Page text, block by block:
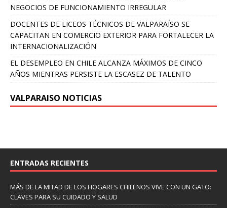
NEGOCIOS DE FUNCIONAMIENTO IRREGULAR
DOCENTES DE LICEOS TÉCNICOS DE VALPARAÍSO SE
CAPACITAN EN COMERCIO EXTERIOR PARA FORTALECER LA
INTERNACIONALIZACIÓN
EL DESEMPLEO EN CHILE ALCANZA MÁXIMOS DE CINCO
AÑOS MIENTRAS PERSISTE LA ESCASEZ DE TALENTO
VALPARAISO NOTICIAS
ENTRADAS RECIENTES
MÁS DE LA MITAD DE LOS HOGARES CHILENOS VIVE CON UN GATO:
CLAVES PARA SU CUIDADO Y SALUD